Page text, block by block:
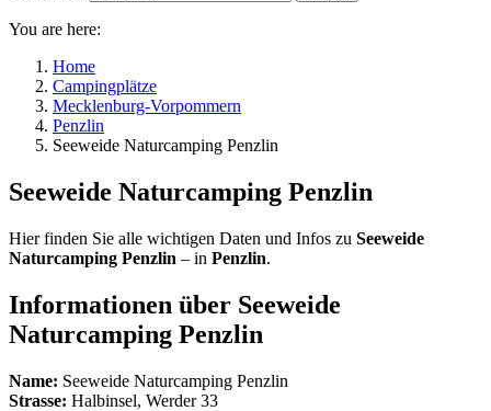
You are here:
Home
Campingplätze
Mecklenburg-Vorpommern
Penzlin
Seeweide Naturcamping Penzlin
Seeweide Naturcamping Penzlin
Hier finden Sie alle wichtigen Daten und Infos zu Seeweide
Naturcamping Penzlin – in Penzlin.
Informationen über Seeweide
Naturcamping Penzlin
Name: Seeweide Naturcamping Penzlin
Strasse: Halbinsel, Werder 33